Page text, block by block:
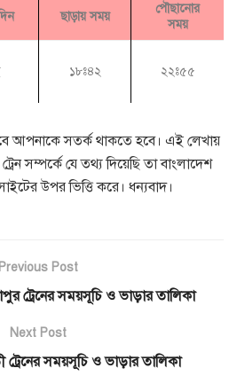
ছাড়ায় সময়
পৌছানোর
সময়
১৮ঃ৪২ ২২ঃ৫৫
আপনাকে সতর্ক থাকতে হবে। এই লেখায়
সম্পর্কে যে তথ্য দিয়েছি তা বাংলাদেশ
উপর ভিত্তি করে। ধন্যবাদ।
Previous Post
ট্রেনের সময়সূচি ও ভাড়ার তালিকা
Next Post
ট্রেনের সময়সূচি ও ভাড়ার তালিকা